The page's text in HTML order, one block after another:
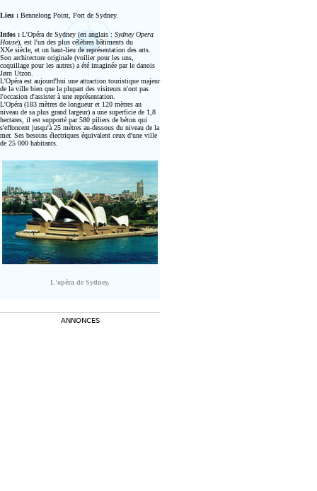
Lieu : Bennelong Point, Port de Sydney.
Infos : L'Opéra de Sydney (en anglais : Sydney Opera
House), est l'un des plus célèbres bâtiments du
XXe siècle, et un haut-lieu de représentation des arts.
Son architecture originale (voilier pour les uns,
coquillage pour les autres) a été imaginée par le danois
Jørn Utzon.
L'Opéra est aujourd'hui une attraction touristique majeur
de la ville bien que la plupart des visiteurs n'ont pas
l'occasion d'assister à une représentation.
L'Opéra (183 mètres de longueur et 120 mètres au
niveau de sa plus grand largeur) a une superficie de 1,8
hectares, il est supporté par 580 piliers de béton qui
s'effoncent jusqu'à 25 mètres au-dessous du niveau de la
mer. Ses besoins électriques équivalent ceux d'une ville
de 25 000 habitants.
L'opéra de Sydney.
ANNONCES